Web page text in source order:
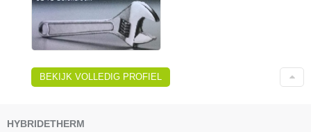
BEKIJK VOLLEDIG PROFIEL
HYBRIDETHERM